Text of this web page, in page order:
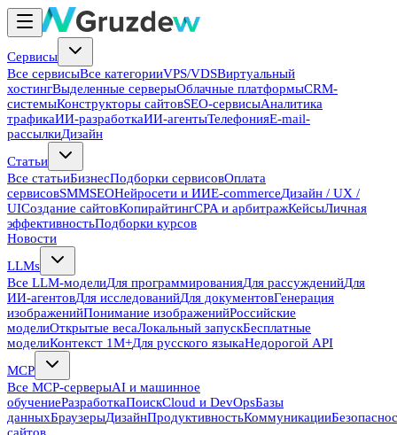
Сервисы
Все сервисыВсе категорииVPS/VDSВиртуальный
хостингВыделенные серверыОблачные платформыCRM-
системыКонструкторы сайтовSEO-сервисыАналитика
трафикаИИ-разработкаИИ-агентыТелефонияE-mail-
рассылкиДизайн
Статьи
Все статьиБизнесПодборки сервисовОплата
сервисовSMMSEOНейросети и ИИE-commerceДизайн / UX /
UIСоздание сайтовКопирайтингCPA и арбитражКейсыЛичная
эффективностьПодборки курсов
Новости
LLMs
Все LLM-моделиДля программированияДля рассужденийДля
ИИ-агентовДля исследованийДля документовГенерация
изображенийПонимание изображенийРоссийские
моделиОткрытые весаЛокальный запускБесплатные
моделиКонтекст 1M+Для русского языкаНедорогой API
MCP
Все MCP-серверыAI и машинное
обучениеРазработкаПоискCloud и DevOpsБазы
данныхБраузерыДизайнПродуктивностьКоммуникации